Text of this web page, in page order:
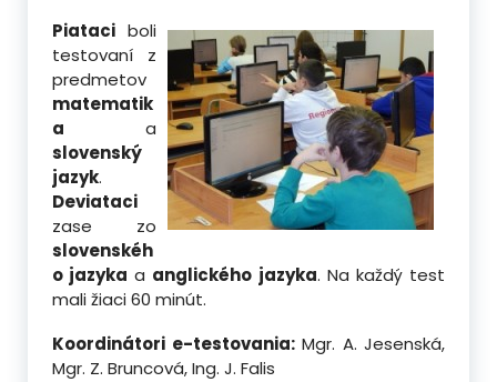
Piataci boli
testovaní z
predmetov
matematik
a a
slovenský
jazyk.
Deviataci
zase zo
slovenskéh
o jazyka a anglického jazyka. Na každý test
mali žiaci 60 minút.
Koordinátori e-testovania:Mgr. A. Jesenská,
Mgr. Z. Bruncová, Ing. J. Falis